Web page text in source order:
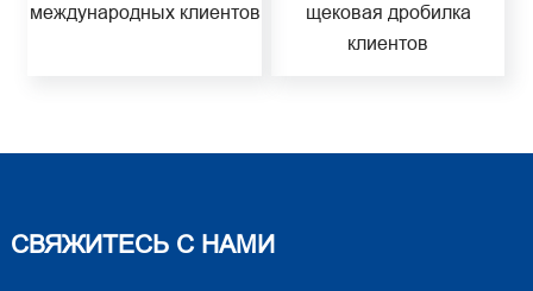
международных клиентов
щековая дробилка
клиентов
СВЯЖИТЕСЬ С НАМИ